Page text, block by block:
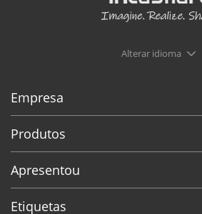
Alterar idioma
Empresa
Produtos
Apresentou
Etiquetas